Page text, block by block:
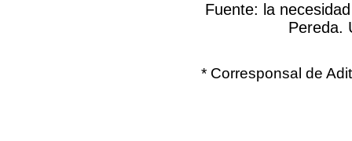
Fuente: la
Pereda.
* Corresponsal de